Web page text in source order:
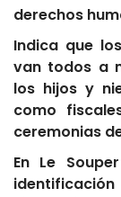
derechos
Indica que
van todos a
los hijos y
como
ceremonias
En Le